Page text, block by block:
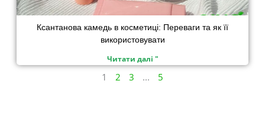
Ксантанова камедь в косметиці: Переваги та як її
використовувати
Читати далі "
1 2 3 ... 5